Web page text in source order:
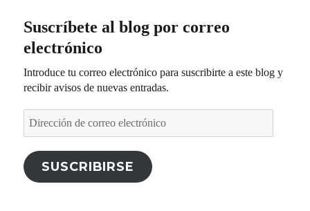
Suscríbete al blog por correo
electrónico
Introduce tu correo electrónico para suscribirte a este blog y
recibir avisos de nuevas entradas.
Dirección
electrónico
SUSCRIBIRSE